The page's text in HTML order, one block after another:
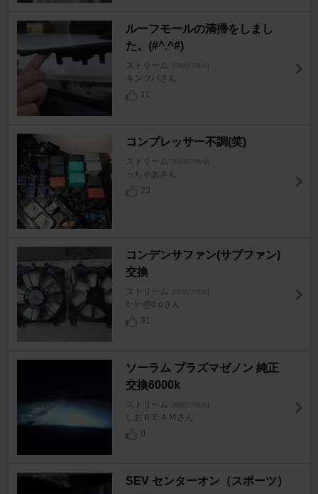
ルーフモールの清掃をしまし
た。(#^.^#)
ストリーム [RN6/7/8/9]
キンツバさん
11
コンプレッサー不調(笑)
ストリーム [RN6/7/8/9]
っちゃあさん
23
コンデンサファン(サブファン)
交換
ストリーム [RN6/7/8/9]
ﾓｰﾘｰ@d.oさん
31
ソーラム プラズマゼノン 純正
交換6000k
ストリーム [RN6/7/8/9]
しおＲＥＡＭさん
0
SEV センターオン（スポーツ）